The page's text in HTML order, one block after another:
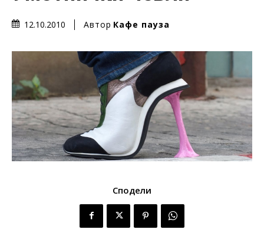
12.10.2010 Автор Кафе пауза
Сподели